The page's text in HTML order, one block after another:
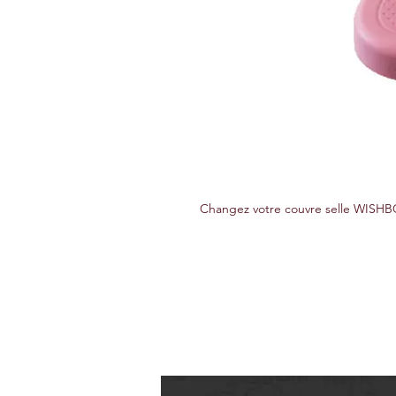
Changez votre couvre selle